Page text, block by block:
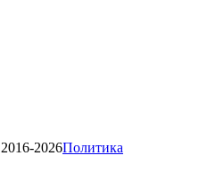
2026Политика